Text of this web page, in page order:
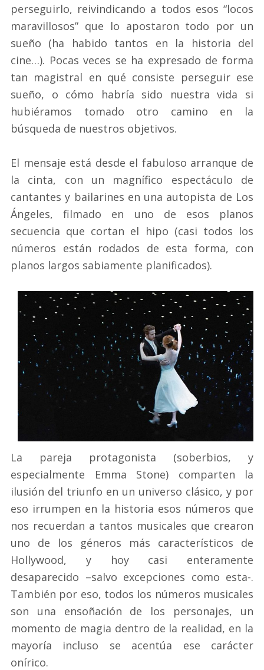
perseguirlo, reivindicando a todos esos “locos
maravillosos” que lo apostaron todo por un
sueño (ha habido tantos en la historia del
cine…). Pocas veces se ha expresado de forma
tan magistral en qué consiste perseguir ese
sueño, o cómo habría sido nuestra vida si
hubiéramos tomado otro camino en la
búsqueda de nuestros objetivos.
El mensaje está desde el fabuloso arranque de
la cinta, con un magnífico espectáculo de
cantantes y bailarines en una autopista de Los
Ángeles, filmado en uno de esos planos
secuencia que cortan el hipo (casi todos los
números están rodados de esta forma, con
planos largos sabiamente planificados).
La pareja protagonista (soberbios, y
especialmente Emma Stone) comparten la
ilusión del triunfo en un universo clásico, y por
eso irrumpen en la historia esos números que
nos recuerdan a tantos musicales que crearon
uno de los géneros más característicos de
Hollywood, y hoy casi enteramente
desaparecido –salvo excepciones como esta-.
También por eso, todos los números musicales
son una ensoñación de los personajes, un
momento de magia dentro de la realidad, en la
mayoría incluso se acentúa ese carácter
onírico.